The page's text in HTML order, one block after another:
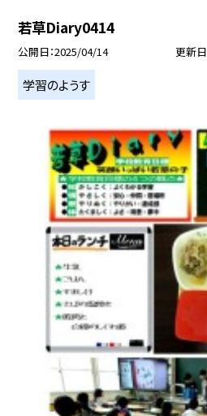
若草Diary0414
公開日 2025/04/14 更新日
学習のようす